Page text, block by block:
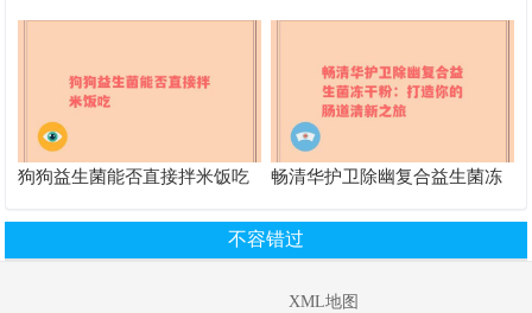
正确服用方法，让你的肠道更
踪肠道的佳伙伴，快来了解
狗狗益生菌能否直接拌米饭吃
畅清华护卫除幽复合益生菌冻
不容错过
XML地图